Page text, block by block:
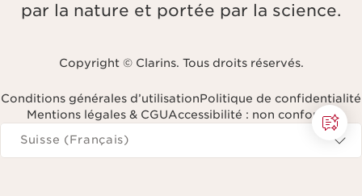
par la nature et portée par la science.
Copyright © Clarins. Tous droits réservés.
Conditions générales d’utilisationPolitique de confidentialité
Mentions légales & CGUAccessibilité : non conforme
Naviguer vers
Suisse (Français)